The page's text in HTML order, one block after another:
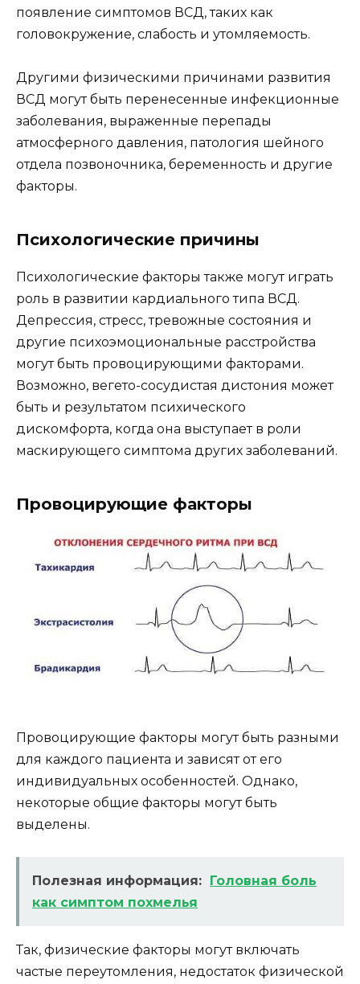
появление симптомов ВСД, таких как
головокружение, слабость и утомляемость.
Другими физическими причинами развития
ВСД могут быть перенесенные инфекционные
заболевания, выраженные перепады
атмосферного давления, патология шейного
отдела позвоночника, беременность и другие
факторы.
Психологические причины
Психологические факторы также могут играть
роль в развитии кардиального типа ВСД.
Депрессия, стресс, тревожные состояния и
другие психоэмоциональные расстройства
могут быть провоцирующими факторами.
Возможно, вегето-сосудистая дистония может
быть и результатом психического
дискомфорта, когда она выступает в роли
маскирующего симптома других заболеваний.
Провоцирующие факторы
Провоцирующие факторы могут быть разными
для каждого пациента и зависят от его
индивидуальных особенностей. Однако,
некоторые общие факторы могут быть
выделены.
Полезная информация: Головная боль
как симптом похмелья
Так, физические факторы могут включать
частые переутомления, недостаток физической